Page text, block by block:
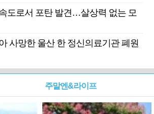
도로서 포탄 발견…살상력 없는 모
사망한 울산 한 정신의료기관 폐원
주말엔&라이프